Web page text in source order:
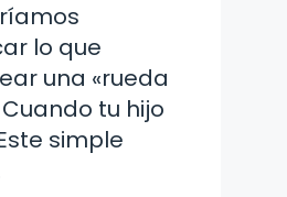
lo que
una «rueda
tu hijo
simple